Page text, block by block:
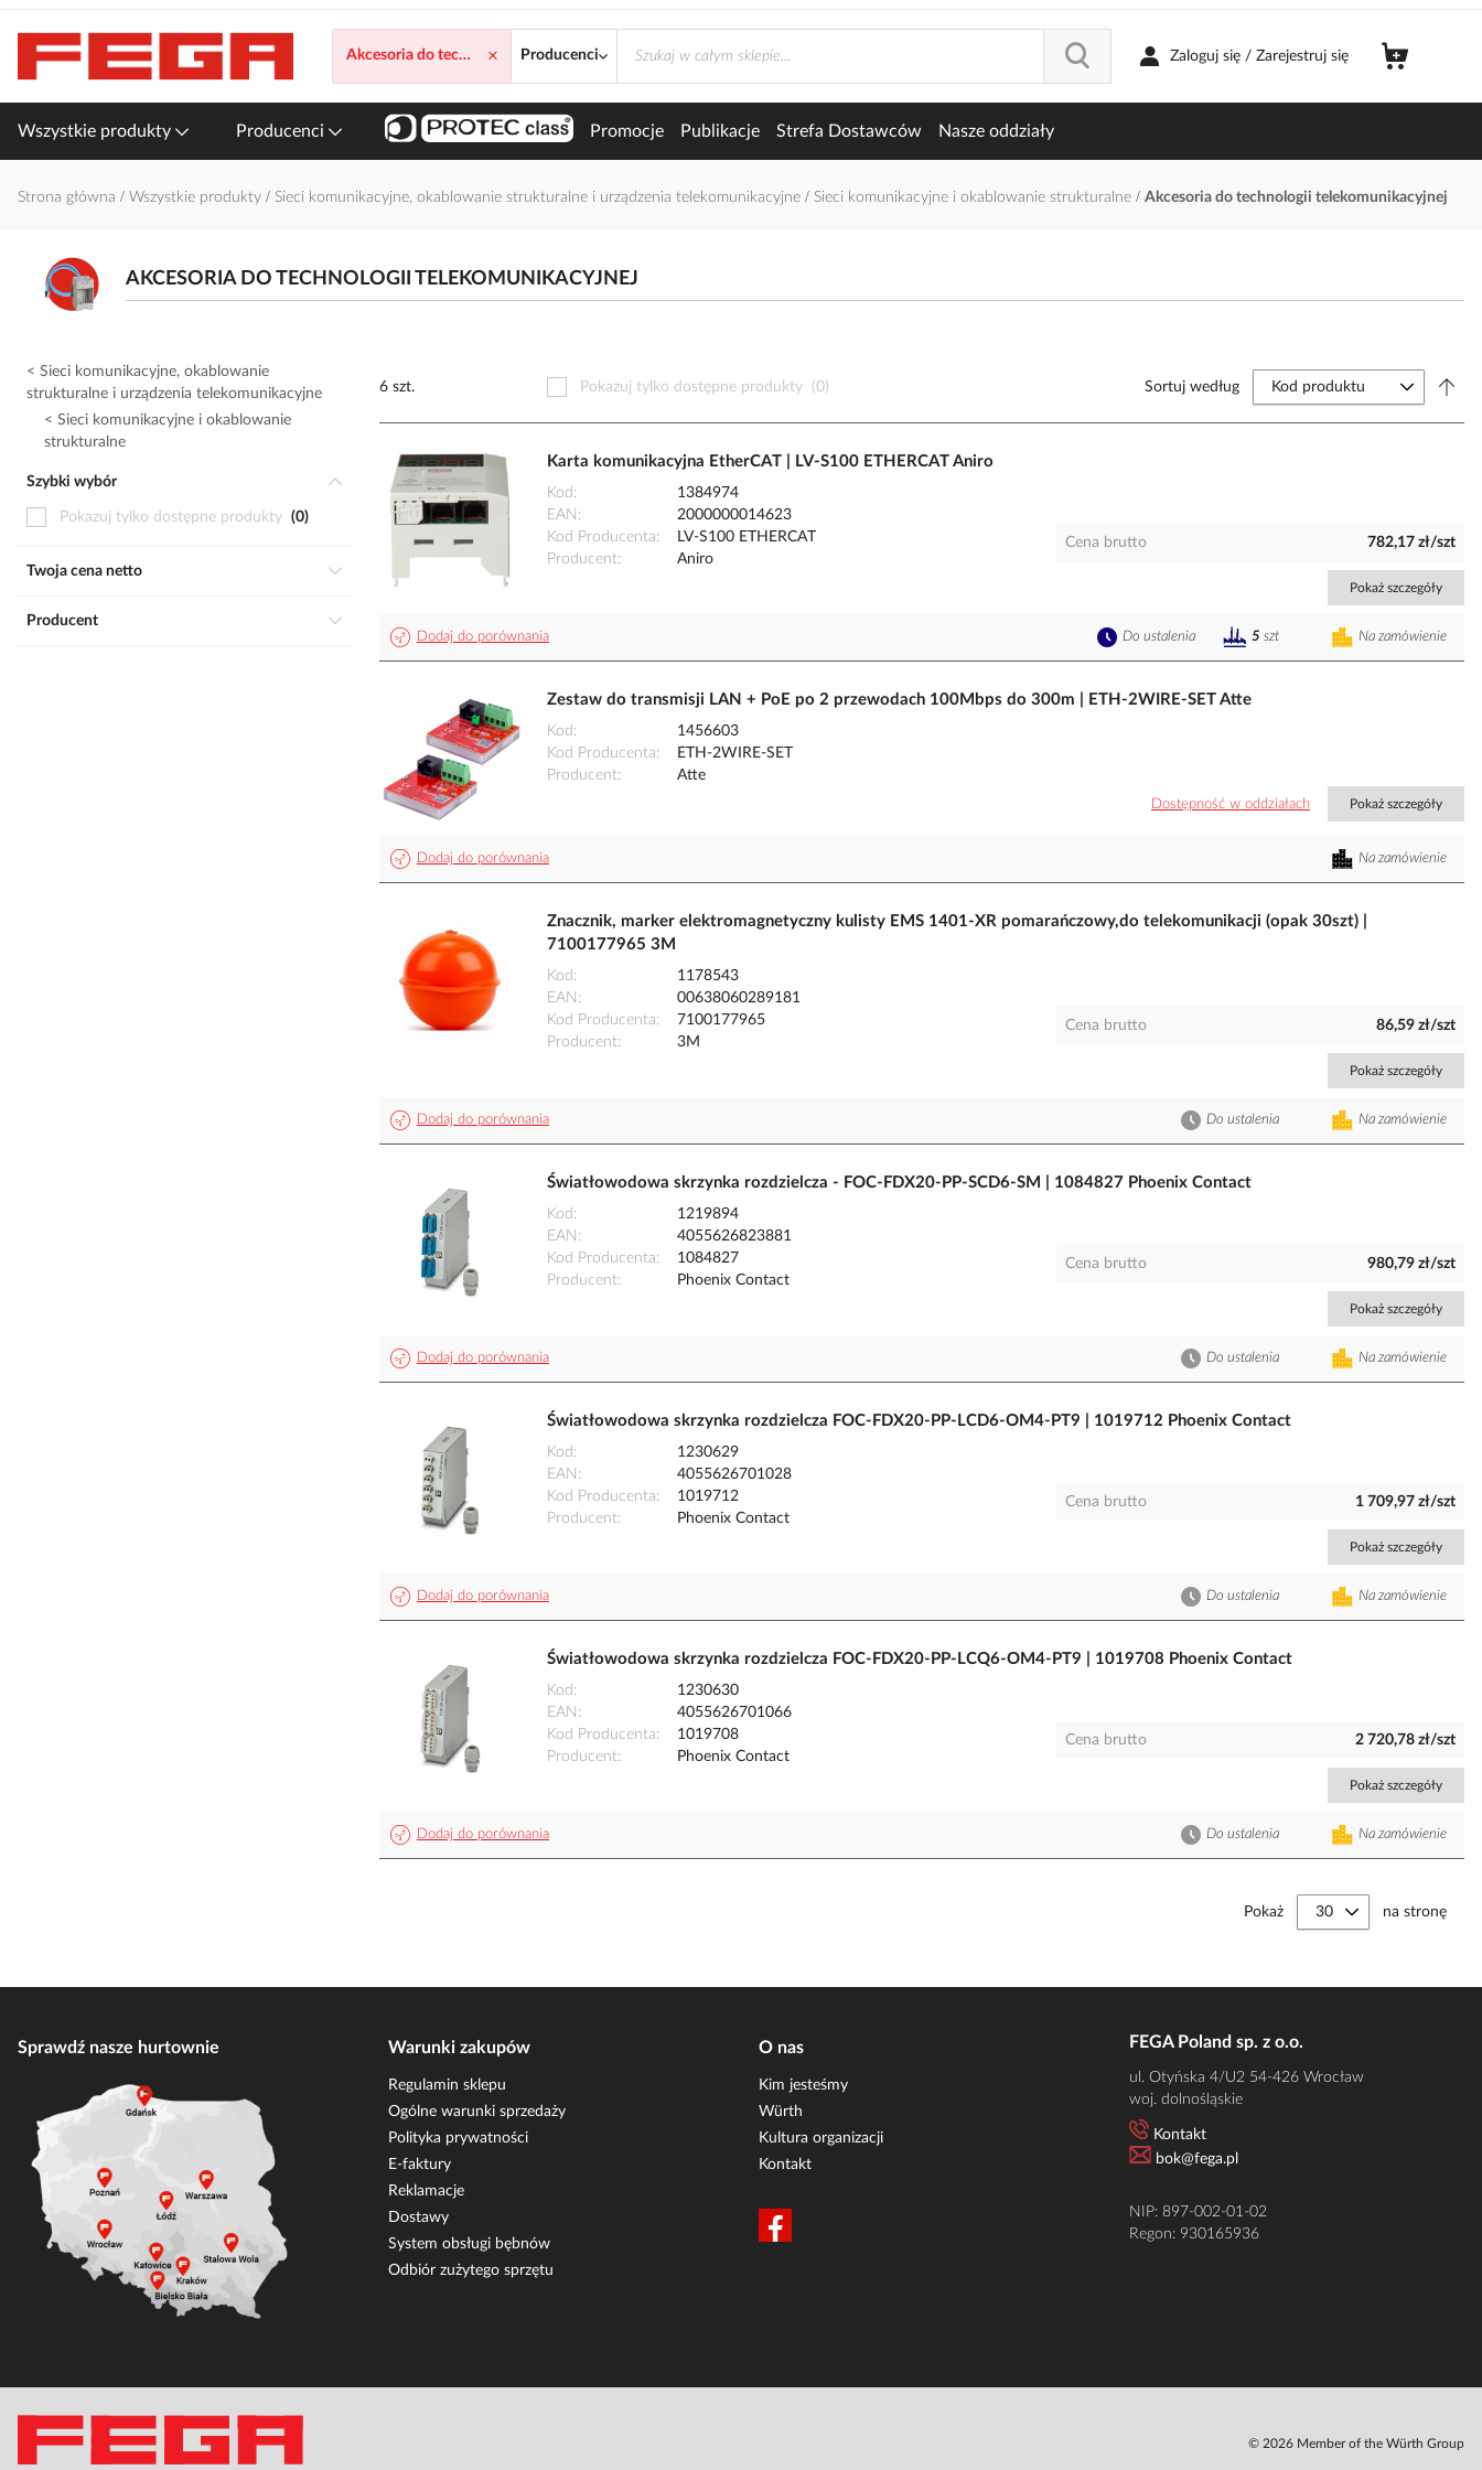
treści
Akcesoria do technologii telekomunikacyjnej
× Producenci Zaloguj się / Zarejestruj się
Wszystkie produkty Producenci Promocje Publikacje Strefa Dostawców Nasze oddziały
Strona główna Wszystkie produkty Sieci komunikacyjne, okablowanie strukturalne i urządzenia telekomunikacyjne Sieci komunikacyjne i okablowanie strukturalne Akcesoria do technologii telekomunikacyjnej
AKCESORIA DO TECHNOLOGII TELEKOMUNIKACYJNEJ
6 szt. Pokazuj tylko dostępne produkty (0) Sortuj według
Karta komunikacyjna EtherCAT | LV-S100 ETHERCAT Aniro
Kod
1384974
EAN
2000000014623
Kod Producenta
LV-S100 ETHERCAT
Producent
Aniro
Cena brutto 782,17 zł/szt
Pokaż szczegóły
Dodaj do porównania Na zamówienie
Do ustalenia 5 szt
Zestaw do transmisji LAN + PoE po 2 przewodach 100Mbps do 300m | ETH-2WIRE-SET Atte
Kod
1456603
Kod Producenta
ETH-2WIRE-SET
Producent
Atte
Dostępność w oddziałach Pokaż szczegóły
Dodaj do porównania Na zamówienie
Znacznik, marker elektromagnetyczny kulisty EMS 1401-XR pomarańczowy,do telekomunikacji (opak 30szt) |
7100177965 3M
Kod
1178543
EAN
00638060289181
Kod Producenta
7100177965
Producent
3M
Cena brutto 86,59 zł/szt
Pokaż szczegóły
Dodaj do porównania Na zamówienie
Do ustalenia
Światłowodowa skrzynka rozdzielcza - FOC-FDX20-PP-SCD6-SM | 1084827 Phoenix Contact
Kod
1219894
EAN
4055626823881
Kod Producenta
1084827
Producent
Phoenix Contact
Cena brutto 980,79 zł/szt
Pokaż szczegóły
Dodaj do porównania Na zamówienie
Do ustalenia
Światłowodowa skrzynka rozdzielcza FOC-FDX20-PP-LCD6-OM4-PT9 | 1019712 Phoenix Contact
Kod
1230629
EAN
4055626701028
Kod Producenta
1019712
Producent
Phoenix Contact
Cena brutto 1 709,97 zł/szt
Pokaż szczegóły
Dodaj do porównania Na zamówienie
Do ustalenia
Światłowodowa skrzynka rozdzielcza FOC-FDX20-PP-LCQ6-OM4-PT9 | 1019708 Phoenix Contact
Kod
1230630
EAN
4055626701066
Kod Producenta
1019708
Producent
Phoenix Contact
Cena brutto 2 720,78 zł/szt
Pokaż szczegóły
Dodaj do porównania Na zamówienie
Do ustalenia
Pokaż na stronę
Sieci komunikacyjne, okablowanie
strukturalne i urządzenia telekomunikacyjne
Sieci komunikacyjne i okablowanie
strukturalne
Szybki wybór
Pokazuj tylko dostępne produkty 0
Twoja cena netto
Producent
Sprawdź nasze hurtownie Warunki zakupów
Regulamin sklepu
Ogólne warunki sprzedaży
Polityka prywatności
E-faktury
Reklamacje
Dostawy
System obsługi bębnów
Odbiór zużytego sprzętu
O nas
Kim jesteśmy
Würth
Kultura organizacji
Kontakt
FEGA Poland sp. z o.o.
ul. Otyńska 4/U2 54-426 Wrocław
woj. dolnośląskie
Kontakt
bok@fega.pl
NIP: 897-002-01-02
Regon: 930165936
© 2026 Member of the Würth Group